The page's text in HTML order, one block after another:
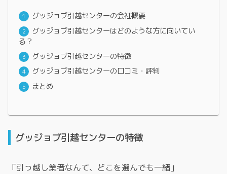
グッジョブ引越センターの会社概要
グッジョブ引越センターはどのような方に向いてい
る？
グッジョブ引越センターの特徴
グッジョブ引越センターの口コミ・評判
まとめ
グッジョブ引越センターの特徴
「引っ越し業者なんて、どこを選んでも一緒」